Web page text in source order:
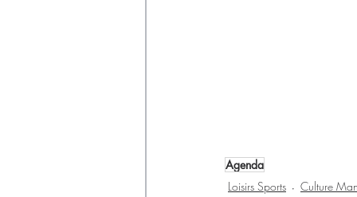
Agenda
Loisirs Sports
Culture